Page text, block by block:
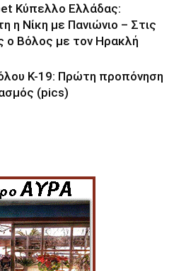
Κύπελλο Ελλάδας:
η Νίκη με Πανιώνιο – Στις
ο Βόλος με τον Ηρακλή
Κ-19: Πρώτη προπόνηση
(pics)